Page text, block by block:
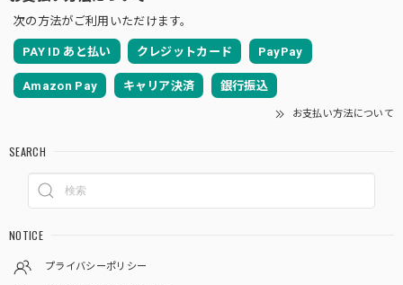
次の方法がご利用いただけます。
PAY ID あと払い クレジットカード PayPay
Amazon Pay キャリア決済 銀行振込
お支払い方法について
SEARCH
NOTICE
プライバシーポリシー